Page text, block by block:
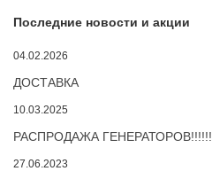
Последние новости и акции
04.02.2026
ДОСТАВКА
10.03.2025
РАСПРОДАЖА ГЕНЕРАТОРОВ!!!!!!
27.06.2023